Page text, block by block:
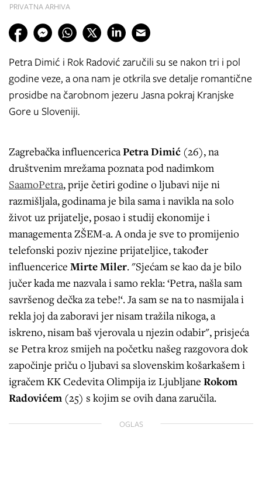
PRIVATNA ARHIVA
Petra Dimić i Rok Radović zaručili su se nakon tri i pol
godine veze, a ona nam je otkrila sve detalje romantične
prosidbe na čarobnom jezeru Jasna pokraj Kranjske
Gore u Sloveniji.
Zagrebačka influencericaPetra Dimić (26), na
društvenim mrežama poznata pod nadimkom
SaamoPetra, prije četiri godine o ljubavi nije ni
razmišljala, godinama je bila sama i navikla na solo
život uz prijatelje, posao i studij ekonomije i
managementa ZŠEM-a. A onda je sve to promijenio
telefonski poziv njezine prijateljice, također
influencerice Mirte Miler. "Sjećam se kao da je bilo
jučer kada me nazvala i samo rekla: ‘Petra, našla sam
savršenog dečka za tebe!‘. Ja sam se na to nasmijala i
rekla joj da zaboravi jer nisam tražila nikoga, a
iskreno, nisam baš vjerovala u njezin odabir", prisjeća
se Petra kroz smijeh na početku našeg razgovora dok
započinje priču o ljubavi sa slovenskim košarkašem i
igračem KK Cedevita Olimpija iz Ljubljane Rokom
Radovićem (25) s kojim se ovih dana zaručila.
OGLAS